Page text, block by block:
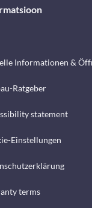
Informationen &
Ratgeber
statement
Einstellungen
terms